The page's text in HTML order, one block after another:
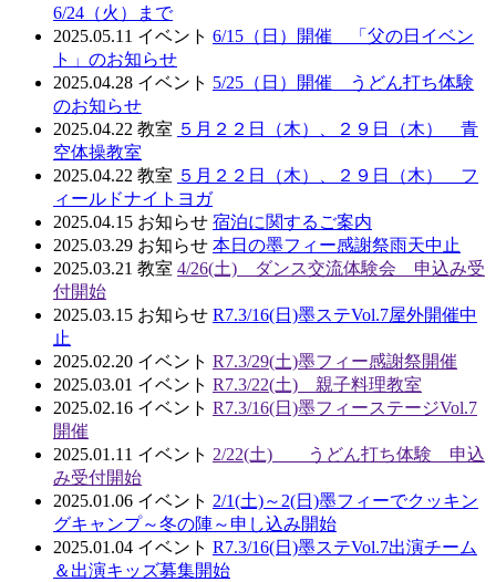
6/24（火）まで
2025.05.11 イベント 6/15（日）開催 「父の日イベン
ト」のお知らせ
2025.04.28 イベント 5/25（日）開催 うどん打ち体験
のお知らせ
2025.04.22 教室 ５月２２日（木）、２９日（木） 青
空体操教室
2025.04.22 教室 ５月２２日（木）、２９日（木） フ
ィールドナイトヨガ
2025.04.15 お知らせ 宿泊に関するご案内
2025.03.29 お知らせ 本日の墨フィー感謝祭雨天中止
2025.03.21 教室 4/26(土) ダンス交流体験会 申込み受
付開始
2025.03.15 お知らせ R7.3/16(日)墨ステVol.7屋外開催中
止
2025.02.20 イベント R7.3/29(土)墨フィー感謝祭開催
2025.03.01 イベント R7.3/22(土) 親子料理教室
2025.02.16 イベント R7.3/16(日)墨フィーステージVol.7
開催
2025.01.11 イベント 2/22(土) うどん打ち体験 申込
み受付開始
2025.01.06 イベント 2/1(土)～2(日)墨フィーでクッキン
グキャンプ～冬の陣～申し込み開始
2025.01.04 イベント R7.3/16(日)墨ステVol.7出演チーム
＆出演キッズ募集開始